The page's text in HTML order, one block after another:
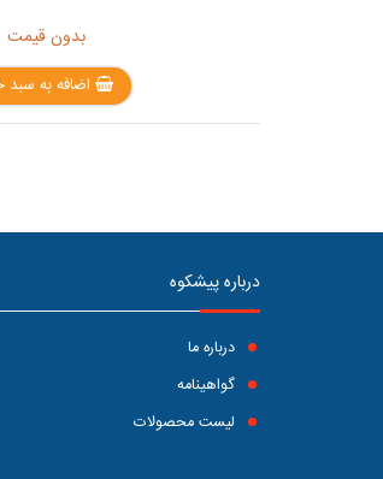
بدون قیمت
اضافه به سبد
درباره پیشکوه
درباره ما
گواهینامه
لیست محصولات